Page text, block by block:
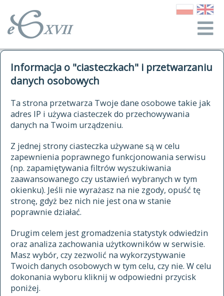
Informacja o "ciasteczkach" i przetwarzaniu
danych osobowych
Ta strona przetwarza Twoje dane osobowe takie jak
adres IP i używa ciasteczek do przechowywania
danych na Twoim urządzeniu.
Z jednej strony ciasteczka używane są w celu
zapewnienia poprawnego funkcjonowania serwisu
(np. zapamiętywania filtrów wyszukiwania
zaawansowanego czy ustawień wybranych w tym
okienku). Jeśli nie wyrażasz na nie zgody, opuść tę
stronę, gdyż bez nich nie jest ona w stanie
poprawnie działać.
Drugim celem jest gromadzenia statystyk odwiedzin
oraz analiza zachowania użytkowników w serwisie.
Masz wybór, czy zezwolić na wykorzystywanie
Twoich danych osobowych w tym celu, czy nie. W celu
dokonania wyboru kliknij w odpowiedni przycisk
poniżej.
autorzy Słownika
historia
publikacje
źródła
autorzy tekstów źródłowych
zasady opracowania
statystyki
najnowsze hasła
ostatnio zmodyfikowane hasła
materiały archiwalne
cytowanie
kontakt
kwerendy
jak cytować Słownik
ELEKTRONICZNY SŁOWNIK
JĘZYKA POLSKIEGO
XVII I XVIII WIEKU
znajdź hasła
zaczynające się od